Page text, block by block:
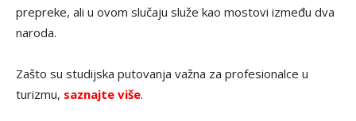
prepreke, ali u ovom slučaju služe kao mostovi između dva
naroda.
Zašto su studijska putovanja važna za profesionalce u
turizmu, saznajte više.